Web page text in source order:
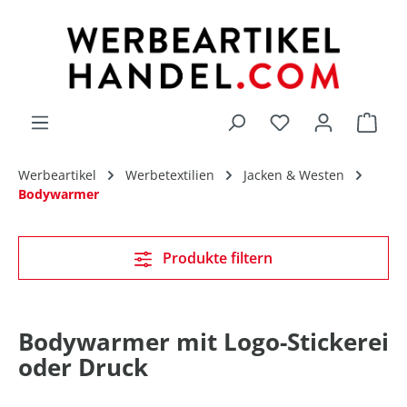
Du hast 0
Werbeartikel Werbetextilien
Jacken & Westen
Bodywarmer
Bodywarmer mit Logo-Stickerei
oder Druck
Produkte filtern